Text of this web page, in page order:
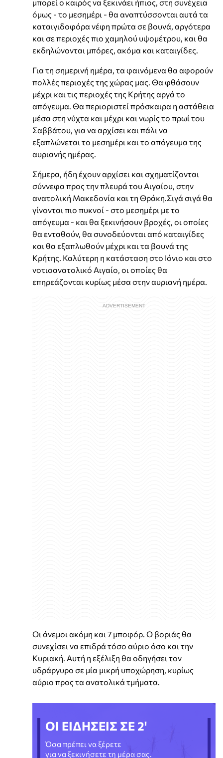
μπορεί ο καιρός να ξεκινάει ήπιος, στη συνέχεια
όμως - το μεσημέρι - θα αναπτύσσονται αυτά τα
καταιγιδοφόρα νέφη πρώτα σε βουνά, αργότερα
και σε περιοχές πιο χαμηλού υψομέτρου, και θα
εκδηλώνονται μπόρες, ακόμα και καταιγίδες.
Για τη σημερινή ημέρα, τα φαινόμενα θα αφορούν
πολλές περιοχές της χώρας μας. Θα φθάσουν
μέχρι και τις περιοχές της Κρήτης αργά το
απόγευμα. Θα περιοριστεί πρόσκαιρα η αστάθεια
μέσα στη νύχτα και μέχρι και νωρίς το πρωί του
Σαββάτου, για να αρχίσει και πάλι να
εξαπλώνεται το μεσημέρι και το απόγευμα της
αυριανής ημέρας.
Σήμερα, ήδη έχουν αρχίσει και σχηματίζονται
σύννεφα προς την πλευρά του Αιγαίου, στην
ανατολική Μακεδονία και τη Θράκη.Σιγά σιγά θα
γίνονται πιο πυκνοί - στο μεσημέρι με το
απόγευμα - και θα ξεκινήσουν βροχές, οι οποίες
θα ενταθούν, θα συνοδεύονται από καταιγίδες
και θα εξαπλωθούν μέχρι και τα βουνά της
Κρήτης. Καλύτερη η κατάσταση στο Ιόνιο και στο
νοτιοανατολικό Αιγαίο, οι οποίες θα
επηρεάζονται κυρίως μέσα στην αυριανή ημέρα.
Οι άνεμοι ακόμη και 7 μποφόρ. Ο βοριάς θα
συνεχίσει να επιδρά τόσο αύριο όσο και την
Κυριακή. Αυτή η εξέλιξη θα οδηγήσει τον
υδράργυρο σε μία μικρή υποχώρηση, κυρίως
αύριο προς τα ανατολικά τμήματα.
ΟΙ ΕΙΔΗΣΕΙΣ ΣΕ 2'
Όσα πρέπει να ξέρετε
για να ξεκινήσετε τη μέρα σας.